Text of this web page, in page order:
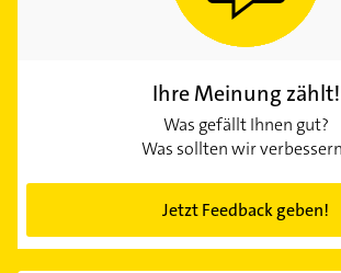
Ihre Meinung zählt!
Was gefällt Ihnen gut?
Was sollten wir
Jetzt Feedback geben!